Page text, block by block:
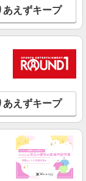
タント
に基づき交通費支
ロ銀座線虎ノ門駅）
を見る
に基づき交通費支
あえずキープ
あえずキープ